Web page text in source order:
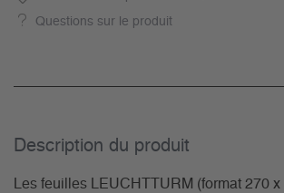
Questions sur le produit
Description du­ produit
Les feuilles LEUCHTTURM (format 270 x